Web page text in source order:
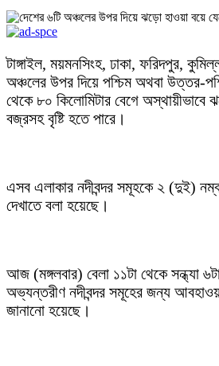
টাঙ্গাইল, ময়মনসিংহ, ঢাকা, ফরিদপুর,
অঞ্চলের উপর দিয়ে পশ্চিম অথবা উত্তর-
থেকে ৮০ কিলোমিটার বেগে অস্থায়ীভাবে
বজ্রসহ বৃষ্টি হতে পারে।
এসব এলাকার নদীবন্দর সমূহকে ২ (দুই)
দেখাতে বলা হয়েছে।
আজ (মঙ্গলবার) বেলা ১১টা থেকে সন্ধ্যা
অভ্যন্তরীণ নদীবন্দর সমূহের জন্য
জানানো হয়েছে।